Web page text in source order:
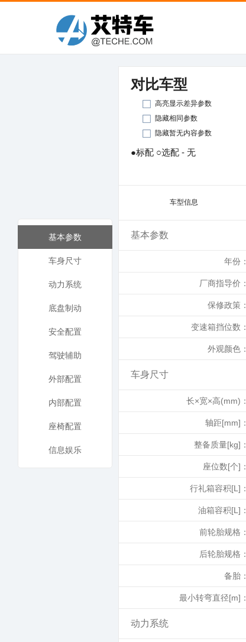
对比车型
高亮显示差异参数
隐藏相同参数
隐藏暂无内容参数
●标配 ○选配 - 无
车型信息
基本参数
年份：
厂商指导价：
保修政策：
变速箱挡位数：
外观颜色：
车身尺寸
长×宽×高(mm)：
轴距[mm]：
整备质量[kg]：
座位数[个]：
行礼箱容积[L]：
油箱容积[L]：
前轮胎规格：
后轮胎规格：
备胎：
最小转弯直径[m]：
动力系统
基本参数
车身尺寸
动力系统
底盘制动
安全配置
驾驶辅助
外部配置
内部配置
座椅配置
信息娱乐